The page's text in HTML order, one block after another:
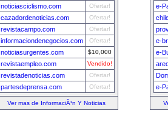
noticiasciclismo.com Ofertar!
cazadordenoticias.com Ofertar!
revistacampo.com Ofertar!
informaciondenegocios.com Ofertar!
noticiasurgentes.com $10,000
revistaempleo.com Vendido!
revistadenoticias.com Ofertar!
partesdeprensa.com Ofertar!
Ver mas de InformaciÃ³n Y Noticias
e-
e-
e-
e-